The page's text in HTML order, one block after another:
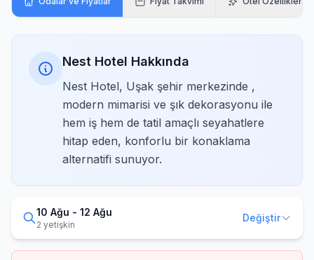
Nest Hotel Hakkında
Nest Hotel, Uşak şehir merkezinde ,
modern mimarisi ve şık dekorasyonu ile
hem iş hem de tatil amaçlı seyahatlere
hitap eden, konforlu bir konaklama
alternatifi sunuyor.
10 Ağu - 12 Ağu
2 yetişkin
Değiştir